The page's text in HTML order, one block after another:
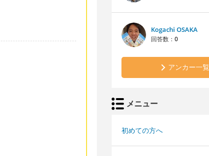
Kogachi OSAKA
回答数： 0
アンカー一覧
メニュー
初めての方へ